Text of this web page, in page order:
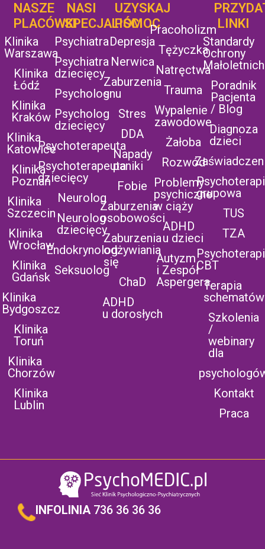
NASZE
PLACÓWKI
Klinika
Warszawa
Klinika
Łódź
Klinika
Kraków
Klinika
Katowice
Klinika
Poznań
Klinika
Szczecin
Klinika
Wrocław
Klinika
Gdańsk
Klinika
Bydgoszcz
Klinika
Toruń
Klinika
Chorzów
Klinika
Lublin
NASI
SPECJALIŚCI
Psychiatra
Psychiatra
dziecięcy
Psycholog
Psycholog
dziecięcy
Psychoterapeuta
Psychoterapeuta
dziecięcy
Neurolog
Neurolog
dziecięcy
Endokrynolog
Seksuolog
UZYSKAJ
POMOC
Depresja
Nerwica
Zaburzenia
snu
Stres
DDA
Napady
paniki
Fobie
Zaburzenia
osobowości
Zaburzenia
odżywiania
się
ChaD
ADHD
u dorosłych
UZYSKAJ
POMOC
Pracoholizm
Tężyczka
Natręctwa
Trauma
Wypalenie
zawodowe
Żałoba
Rozwód
Problemy
psychiczne
w ciąży
ADHD
u dzieci
Autyzm
i Zespół
Aspergera
LINKI
Standardy
Ochrony
Małoletnich
Poradnik
Pacjenta
/ Blog
Diagnoza
dzieci
grupowa
TUS
TZA
CBT
Terapia
schematów
Szkolenia
/
webinary
dla
Kontakt
Praca
INFOLINIA 736 36 36 36